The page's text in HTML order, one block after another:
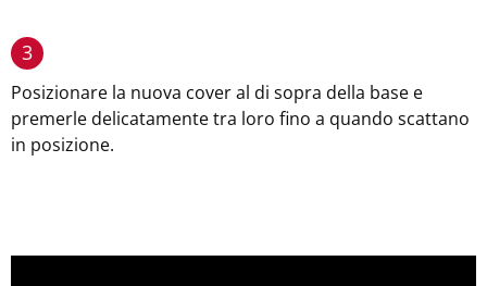
3
Posizionare la nuova cover al di sopra della base e
premerle delicatamente tra loro fino a quando scattano
in posizione.